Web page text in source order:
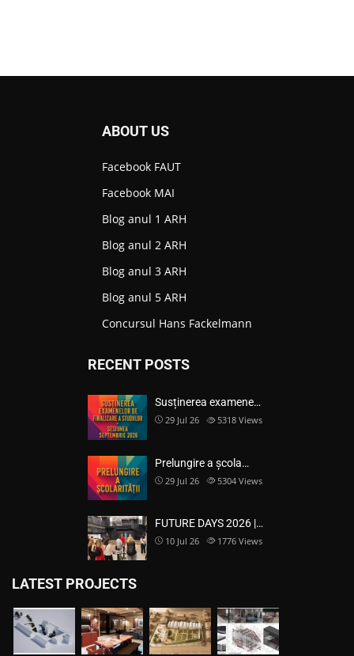
ABOUT US
Facebook FAUT
Facebook MAI
Blog anul 1 ARH
Blog anul 2 ARH
Blog anul 3 ARH
Blog anul 5 ARH
Concursul Hans Fackelmann
RECENT POSTS
Susținerea examene…
29 Jul 26 5318 Views
Prelungire a școla…
29 Jul 26 5304 Views
FUTURE DAYS 2026 |…
10 Jul 26 1776 Views
LATEST PROJECTS